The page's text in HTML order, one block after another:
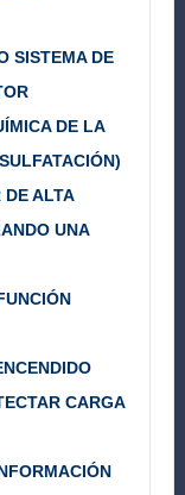
SISTEMA DE
DE LA
DE ALTA
UNA
CARGA